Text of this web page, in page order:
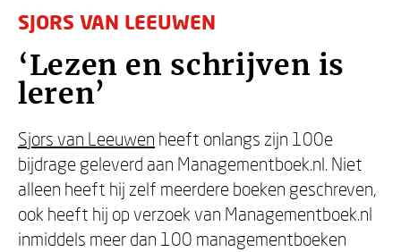
SJORS VAN LEEUWEN
‘Lezen en schrijven is
leren’
Sjors van Leeuwen heeft onlangs zijn 100e
bijdrage geleverd aan Managementboek.nl. Niet
alleen heeft hij zelf meerdere boeken geschreven,
ook heeft hij op verzoek van Managementboek.nl
inmiddels meer dan 100 managementboeken